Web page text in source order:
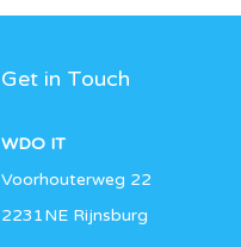
Get in Touch
WDO IT
Voorhouterweg 22
2231NE Rijnsburg